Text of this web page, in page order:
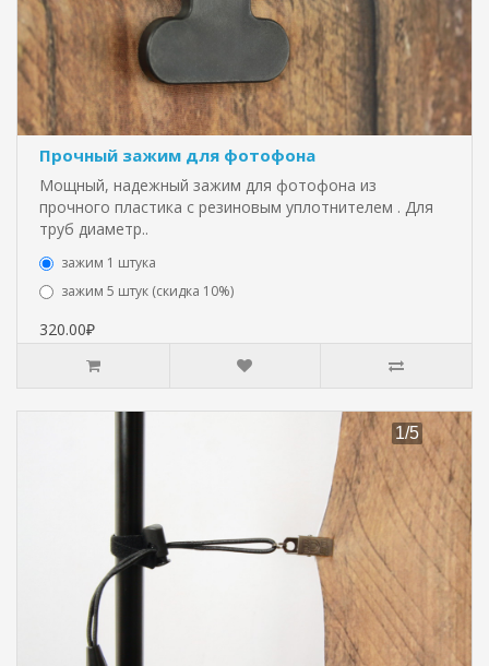
Прочный зажим для фотофона
Мощный, надежный зажим для фотофона из
прочного пластика с резиновым уплотнителем . Для
труб диаметр..
зажим 1 штука
зажим 5 штук (скидка 10%)
320.00₽